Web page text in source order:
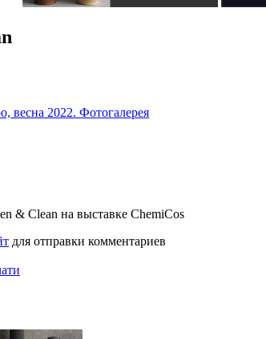
весна 2022. Фотогалерея
& Clean на выставке ChemiCos
для отправки комментариев